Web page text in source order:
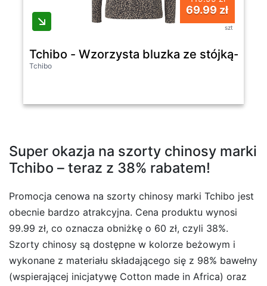
69.99 zł
szt
Tchibo - Wzorzysta bluzka ze stójką-
Tchibo
Super okazja na szorty chinosy marki
Tchibo – teraz z 38% rabatem!
Promocja cenowa na szorty chinosy marki Tchibo jest
obecnie bardzo atrakcyjna. Cena produktu wynosi
99.99 zł, co oznacza obniżkę o 60 zł, czyli 38%.
Szorty chinosy są dostępne w kolorze beżowym i
wykonane z materiału składającego się z 98% bawełny
(wspierającej inicjatywę Cotton made in Africa) oraz